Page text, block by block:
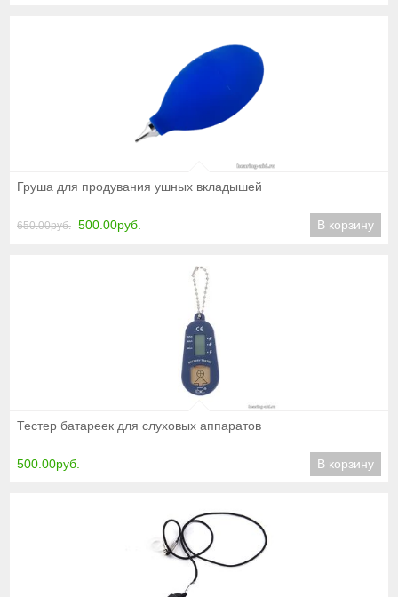
Груша для продувания ушных вкладышей
650.00руб. 500.00руб. В корзину
Тестер батареек для слуховых аппаратов
500.00руб. В корзину